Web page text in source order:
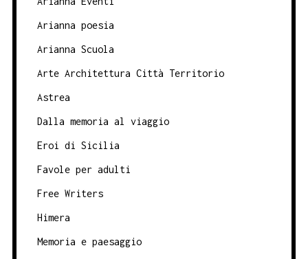
Arianna poesia
Arianna Scuola
Arte Architettura Città Territorio
Astrea
Dalla memoria al viaggio
Eroi di Sicilia
Favole per adulti
Free Writers
Himera
Memoria e paesaggio